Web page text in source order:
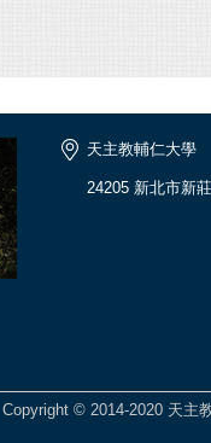
天主教輔仁大學
24205 新北市新
Copyright © 2014-2020 天主